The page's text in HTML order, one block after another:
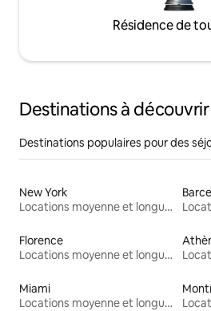
Résidence de
Destinations à découvrir
Destinations populaires pour des
New York
Locations moyenne et longue durée
Florence
Locations moyenne et longue durée
Miami
Locations moyenne et longue durée